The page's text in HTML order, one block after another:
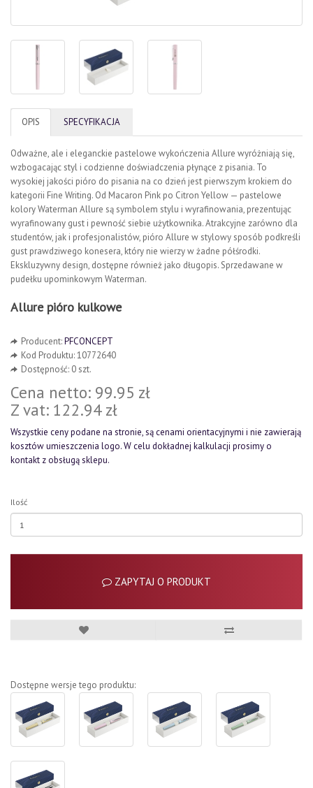
OPIS SPECYFIKACJA
Odważne, ale i eleganckie pastelowe wykończenia Allure wyróżniają się,
wzbogacając styl i codzienne doświadczenia płynące z pisania. To
wysokiej jakości pióro do pisania na co dzień jest pierwszym krokiem do
kategorii Fine Writing. Od Macaron Pink po Citron Yellow — pastelowe
kolory Waterman Allure są symbolem stylu i wyrafinowania, prezentując
wyrafinowany gust i pewność siebie użytkownika. Atrakcyjne zarówno dla
studentów, jak i profesjonalistów, pióro Allure w stylowy sposób podkreśli
gust prawdziwego konesera, który nie wierzy w żadne półśrodki.
Ekskluzywny design, dostępne również jako długopis. Sprzedawane w
pudełku upominkowym Waterman.
Allure pióro kulkowe
Producent:PFCONCEPT
Kod Produktu: 10772640
Dostępność: 0 szt.
Cena netto: 99.95 zł
Z vat: 122.94 zł
Wszystkie ceny podane na stronie, są cenami orientacyjnymi i nie zawierają
kosztów umieszczenia logo. W celu dokładnej kalkulacji prosimy o
kontakt z obsługą sklepu.
Ilość
ZAPYTAJ O PRODUKT
Dostępne wersje tego produktu: